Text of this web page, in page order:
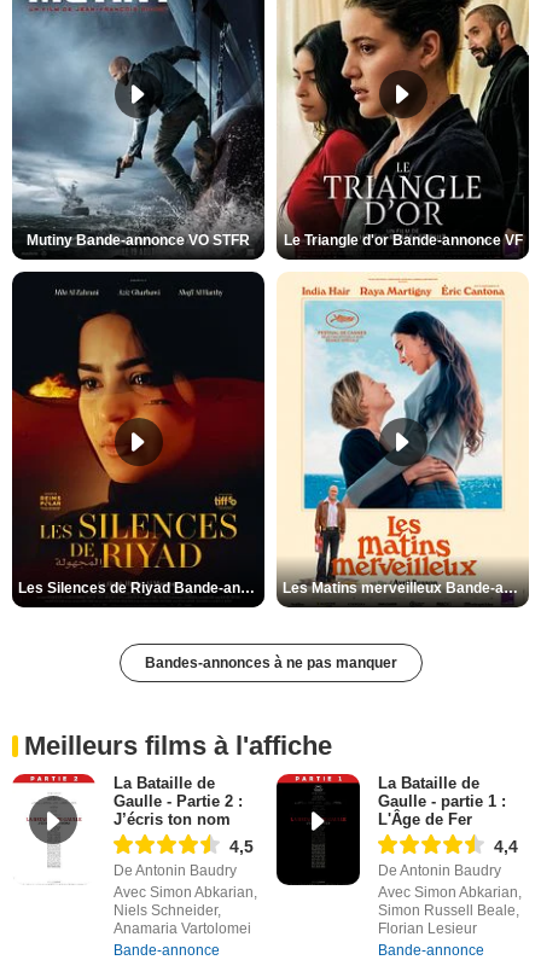
Mutiny Bande-annonce VO STFR Le Triangle d'or Bande-annonce VF
Les Silences de Riyad Bande-annonce VO STFR Les Matins merveilleux Bande-annonce VF
Bandes-annonces à ne pas manquer
Meilleurs films à l'affiche
La Bataille de
Gaulle - Partie 2 :
J’écris ton nom
4,5
De Antonin Baudry
Avec Simon Abkarian,
Niels Schneider,
Anamaria Vartolomei
Bande-annonce
La Bataille de
Gaulle - partie 1 :
L'Âge de Fer
4,4
De Antonin Baudry
Avec Simon Abkarian,
Simon Russell Beale,
Florian Lesieur
Bande-annonce